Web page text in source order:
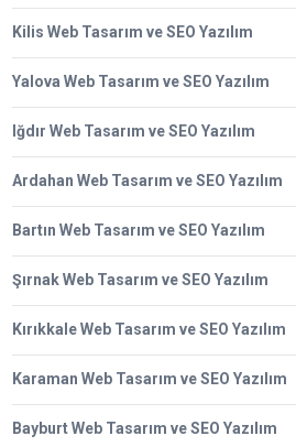
Kilis Web Tasarım ve SEO Yazılım
Yalova Web Tasarım ve SEO Yazılım
Iğdır Web Tasarım ve SEO Yazılım
Ardahan Web Tasarım ve SEO Yazılım
Bartın Web Tasarım ve SEO Yazılım
Şırnak Web Tasarım ve SEO Yazılım
Kırıkkale Web Tasarım ve SEO Yazılım
Karaman Web Tasarım ve SEO Yazılım
Bayburt Web Tasarım ve SEO Yazılım